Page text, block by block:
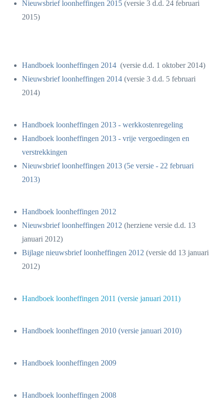
Nieuwsbrief loonheffingen 2015 (versie 3 d.d. 24 februari
2015)
Handboek loonheffingen 2014 (versie d.d. 1 oktober 2014)
Nieuwsbrief loonheffingen 2014 (versie 3 d.d. 5 februari
2014)
Handboek loonheffingen 2013 - werkkostenregeling
Handboek loonheffingen 2013 - vrije vergoedingen en
verstrekkingen
Nieuwsbrief loonheffingen 2013 (5e versie - 22 februari
2013)
Handboek loonheffingen 2012
Nieuwsbrief loonheffingen 2012 (herziene versie d.d. 13
januari 2012)
Bijlage nieuwsbrief loonheffingen 2012 (versie dd 13 januari
2012)
Handboek loonheffingen 2011 (versie januari 2011)
Handboek loonheffingen 2010 (versie januari 2010)
Handboek loonheffingen 2009
Handboek loonheffingen 2008